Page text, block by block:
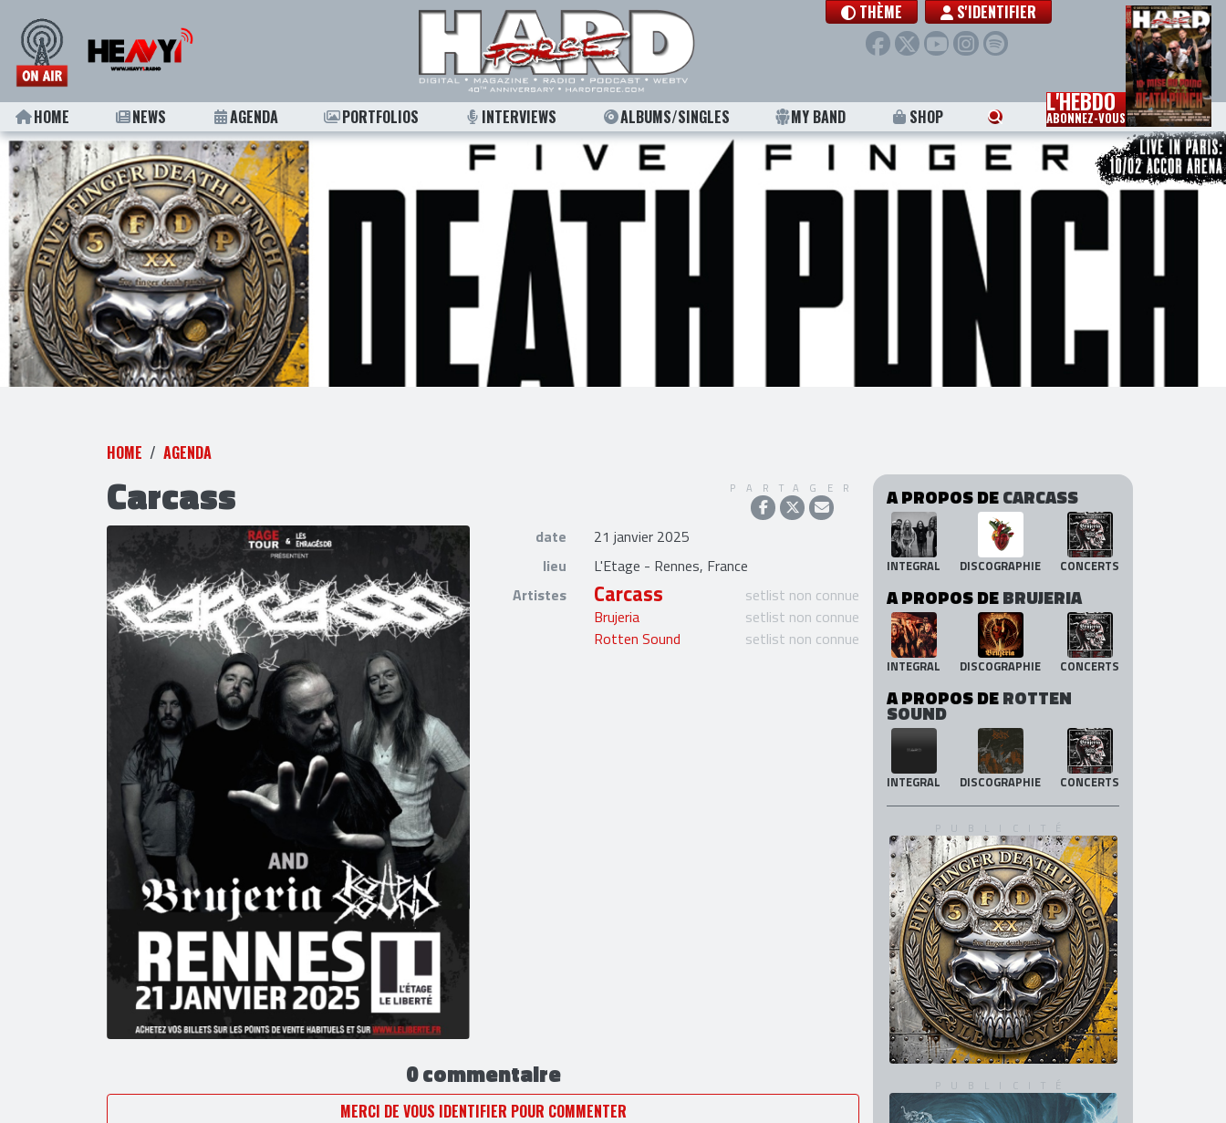
THÈME S'IDENTIFIER
HOME NEWS AGENDA PORTFOLIOS INTERVIEWS ALBUMS/SINGLES MY BAND SHOP L'HEBDO
ABONNEZ-VOUS
HOME AGENDA
Carcass PARTAGER
date
21 janvier 2025
lieu
L'Etage - Rennes, France
Artistes
Carcass
setlist non connue
Brujeria
setlist non connue
Rotten Sound
setlist non connue
0 commentaire
MERCI DE VOUS IDENTIFIER POUR COMMENTER
A PROPOS DECARCASS
INTEGRAL DISCOGRAPHIE CONCERTS
A PROPOS DEBRUJERIA
INTEGRAL DISCOGRAPHIE CONCERTS
A PROPOS DEROTTEN
SOUND
INTEGRAL DISCOGRAPHIE CONCERTS